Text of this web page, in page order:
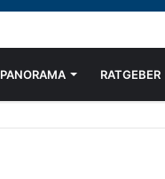
PANORAMA RATGEBER